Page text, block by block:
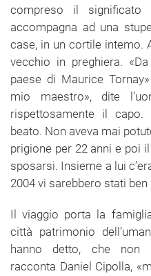
compreso il
accompagna ad una
case, in un cortile intemo.
vecchio in preghiera.
paese di Maurice
mio maestro», dite
rispettosamente il
beato. Non aveva mai
prigione per 22 anni e poi
sposarsi. Insieme a lui
2004 vi sarebbero stati
Il viaggio porta la
città patrimonio
hanno detto, che non
racconta Daniel Cipolla,